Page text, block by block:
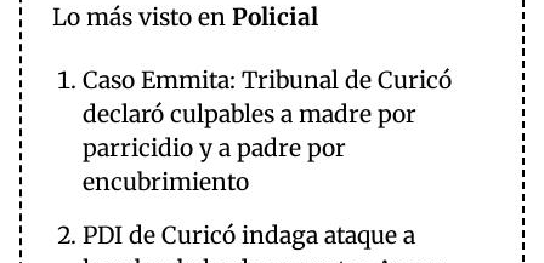
Lo más visto en Policial
Caso Emmita: Tribunal de Curicó
declaró culpables a madre por
parricidio y a padre por
encubrimiento
PDI de Curicó indaga ataque a